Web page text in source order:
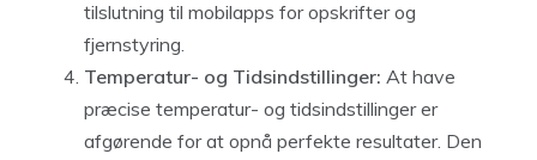
tilslutning til mobilapps for opskrifter og
fjernstyring.
Temperatur- og Tidsindstillinger: At have
præcise temperatur- og tidsindstillinger er
afgørende for at opnå perfekte resultater. Den